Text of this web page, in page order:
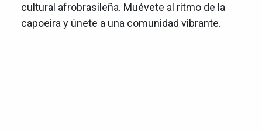
cultural afrobrasileña. Muévete al ritmo de la
capoeira y únete a una comunidad vibrante.